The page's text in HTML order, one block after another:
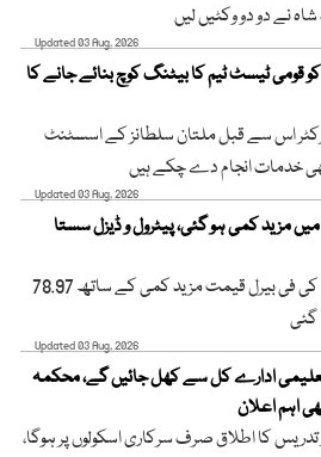
نے دو دو وکٹیں لیں
Updated 03 Aug, 2026
قومی ٹیسٹ ٹیم کا بیٹنگ کوچ بنائے جانے کا
اس سے قبل ملتان سلطانز کے اسسٹنٹ
خدمات انجام دے چکے ہیں
Updated 03 Aug, 2026
مزید کمی ہو گئی، پیٹرول و ڈیزل سستا
امریکی خام تیل کی فی بیرل قیمت مزید کمی کے ساتھ 78.97
گئی
Updated 03 Aug, 2026
تعلیمی ادارے کل سے کھل جائیں گے، محکمہ
اہم اعلان
میں 6 روز تدریس کا اطلاق صرف سرکاری اسکولوں پر ہوگا،